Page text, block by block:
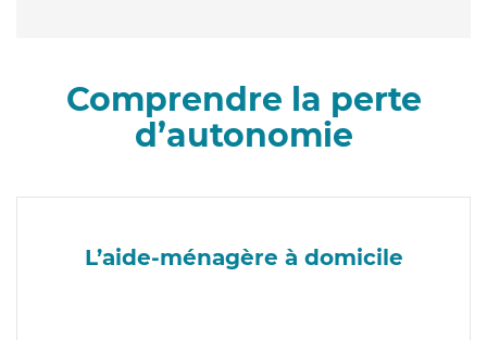
Comprendre la perte
d’autonomie
L’aide-ménagère à domicile